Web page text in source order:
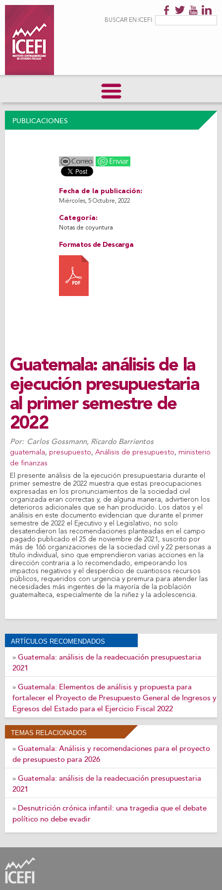
principalFormulario de
BUSCAR EN ICEFI:
PUBLICACIONES
Fecha de la publicación:
Miércoles, 5 Octubre, 2022
Categoría:
Notas de coyuntura
Formatos de Descarga
Guatemala: análisis de la
ejecución presupuestaria
al primer semestre de
2022
Por: Carlos Gossmann, Ricardo Barrientos
guatemala, presupuesto, Análisis de presupuesto, ministerio
de finanzas
El presente análisis de la ejecución presupuestaria durante el
primer semestre de 2022 muestra que estas preocupaciones
expresadas en los pronunciamientos de la sociedad civil
organizada eran correctas y, de alguna manera, advirtieron los
deterioros adicionales que se han producido. Los datos y el
análisis en este documento evidencian que durante el primer
semestre de 2022 el Ejecutivo y el Legislativo, no solo
desatendieron las recomendaciones planteadas en el campo
pagado publicado el 25 de noviembre de 2021, suscrito por
más de 166 organizaciones de la sociedad civil y 22 personas a
título individual, sino que emprendieron varias acciones en la
dirección contraria a lo recomendado, empeorando los
impactos negativos y el desperdicio de cuantiosos recursos
públicos, requeridos con urgencia y premura para atender las
necesidades más ingentes de la mayoría de la población
guatemalteca, especialmente de la niñez y la adolescencia.
ARTÍCULOS RECOMENDADOS
» Guatemala: análisis de la readecuación presupuestaria
2021
» Guatemala: Elementos de análisis y propuesta para
fortalecer el Proyecto de Presupuesto General de Ingresos y
Egresos del Estado para el Ejercicio Fiscal 2022
TEMAS RELACIONADOS
» Guatemala: Análisis y recomendaciones para el proyecto
de presupuesto para 2026
» Guatemala: análisis de la readecuación presupuestaria
2021
» Desnutrición crónica infantil: una tragedia que el debate
político no debe evadir